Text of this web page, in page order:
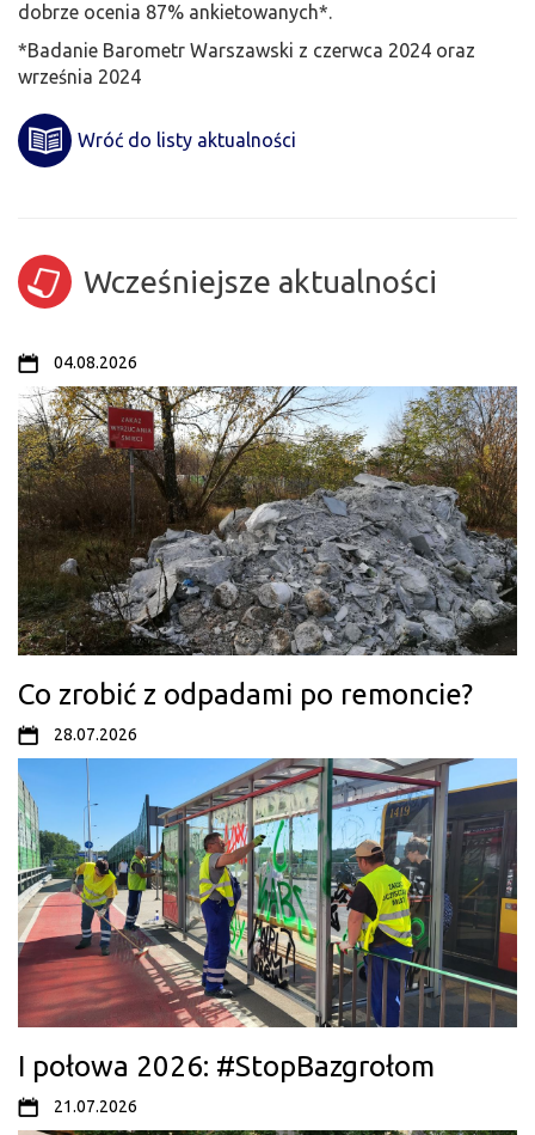
dobrze ocenia 87% ankietowanych*.
*Badanie Barometr Warszawski z czerwca 2024 oraz
września 2024
Wróć do listy aktualności
Wcześniejsze aktualności
04.08.2026
Co zrobić z odpadami po remoncie?
28.07.2026
I połowa 2026: #StopBazgrołom
21.07.2026